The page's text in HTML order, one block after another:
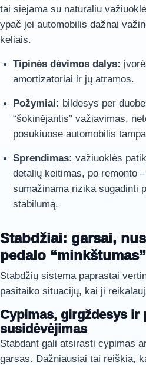
tai siejama su natūraliu
ypač jei automobilis dažnai
keliais.
Tipinės dėvimos dalys:
amortizatoriai ir jų atramos.
Požymiai: bildesys per
“šokinėjantis” važiavimas,
posūkiuose automobilis
Sprendimas: važiuoklės
detalių keitimas, po remonto
sumažinama rizika sugadinti
stabilumą.
Stabdžiai: garsai,
pedalo “minkštumas”
Stabdžių sistema paprastai
pasitaiko situacijų, kai ji
Cypimas, girgždesys ir
susidėvėjimas
Stabdant gali atsirasti cypimas
garsas. Dažniausiai tai reiškia,